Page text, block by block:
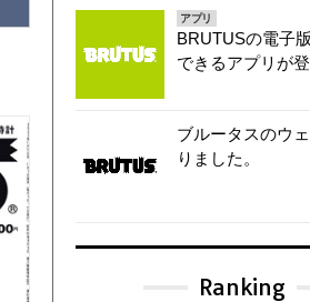
アプリ
BRUTUSの電子
できるアプリが登
ブルータスのウ
りました。
Ranking